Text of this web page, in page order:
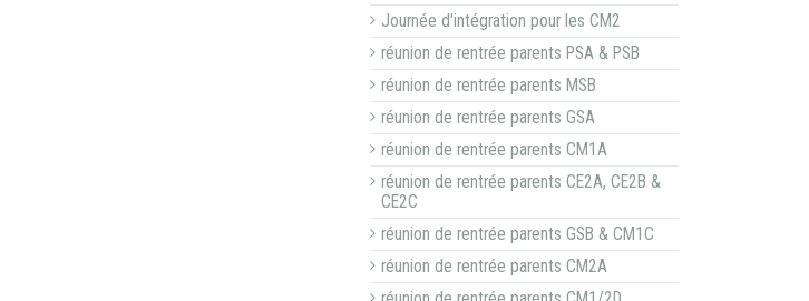
Journée d'intégration pour les CM2
réunion de rentrée parents PSA & PSB
réunion de rentrée parents MSB
réunion de rentrée parents GSA
réunion de rentrée parents CM1A
réunion de rentrée parents CE2A, CE2B &
CE2C
réunion de rentrée parents GSB & CM1C
réunion de rentrée parents CM2A